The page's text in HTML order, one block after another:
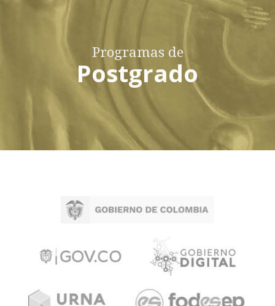
Programas de
Postgrado